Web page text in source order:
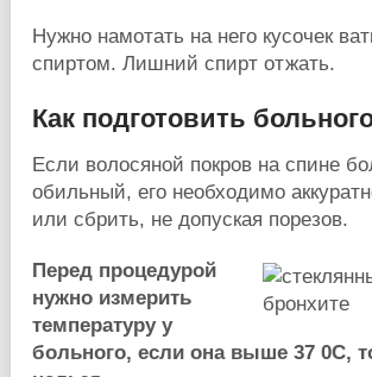
Нужно намотать на него кусочек
спиртом. Лишний спирт отжать.
Как подготовить
Если волосяной покров на спине
обильный, его необходимо
или сбрить, не допуская порезов.
Перед процедурой
нужно измерить
температуру у
больного, если она выше 37 0C,